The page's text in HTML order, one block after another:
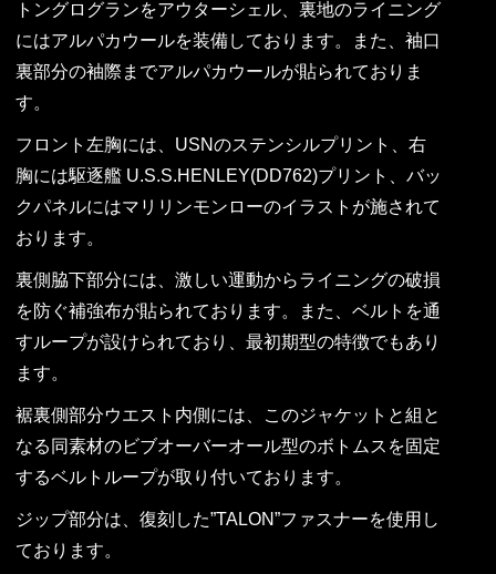
トングログランをアウターシェル、裏地のライニング
にはアルパカウールを装備しております。また、袖口
裏部分の袖際までアルパカウールが貼られておりま
す。
フロント左胸には、USNのステンシルプリント、右
胸には駆逐艦 U.S.S.HENLEY(DD762)プリント、バッ
クパネルにはマリリンモンローのイラストが施されて
おります。
裏側脇下部分には、激しい運動からライニングの破損
を防ぐ補強布が貼られております。また、ベルトを通
すループが設けられており、最初期型の特徴でもあり
ます。
裾裏側部分ウエスト内側には、このジャケットと組と
なる同素材のビブオーバーオール型のボトムスを固定
するベルトループが取り付いております。
ジップ部分は、復刻した”TALON”ファスナーを使用し
ております。